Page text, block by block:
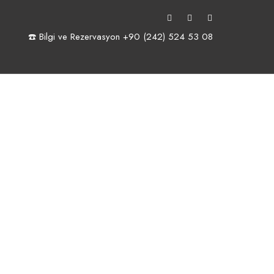
☎️ Bilgi ve Rezervasyon +90 (242) 524 53 08